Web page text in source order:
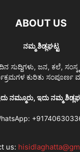
ABOUT US
ನಮ್ಮ ಶಿಡ್ಲಘಟ್ಟ
ಸುದ್ದಿಗಳು, ಜನ, ಕಲೆ,
ಕುರಿತು ಸಂಪೂರ್ಣ
ನಮ್ಮೂರು, ಇದು ನಮ್ಮ
us: